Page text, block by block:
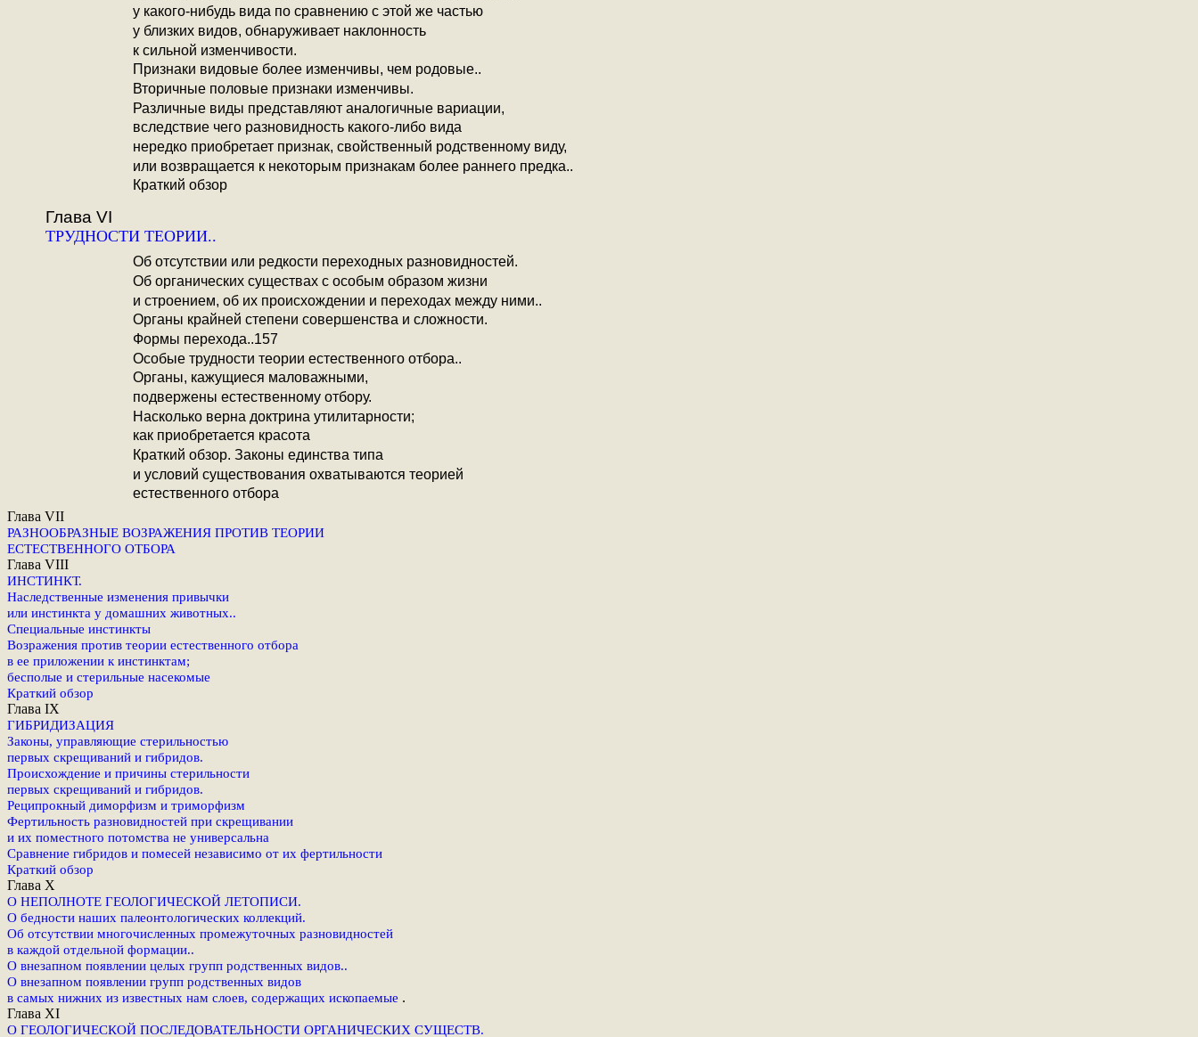
у какого-нибудь вида по сравнению с этой же частью
у близких видов, обнаруживает наклонность
к сильной изменчивости.
Признаки видовые более изменчивы, чем родовые..
Вторичные половые признаки изменчивы.
Различные виды представляют аналогичные вариации,
вследствие чего разновидность какого-либо вида
нередко приобретает признак, свойственный родственному виду,
или возвращается к некоторым признакам более раннего предка..
Краткий обзор
Глава VI
ТРУДНОСТИ ТЕОРИИ..
Об отсутствии или редкости переходных разновидностей.
Об органических существах с особым образом жизни
и строением, об их происхождении и переходах между ними..
Органы крайней степени совершенства и сложности.
Формы перехода..157
Особые трудности теории естественного отбора..
Органы, кажущиеся маловажными,
подвержены естественному отбору.
Насколько верна доктрина утилитарности;
как приобретается красота
Краткий обзор. Законы единства типа
и условий существования охватываются теорией
естественного отбора
Глава VII
РАЗНООБРАЗНЫЕ ВОЗРАЖЕНИЯ ПРОТИВ ТЕОРИИ
ЕСТЕСТВЕННОГО ОТБОРА
Глава VIII
ИНСТИНКТ.
Наследственные изменения привычки
или инстинкта у домашних животных..
Специальные инстинкты
Возражения против теории естественного отбора
в ее приложении к инстинктам;
бесполые и стерильные насекомые
Краткий обзор
Глава IX
ГИБРИДИЗАЦИЯ
Законы, управляющие стерильностью
первых скрещиваний и гибридов.
Происхождение и причины стерильности
первых скрещиваний и гибридов.
Реципрокный диморфизм и триморфизм
Фертильность разновидностей при скрещивании
и их поместного потомства не универсальна
Сравнение гибридов и помесей независимо от их фертильности
Краткий обзор
Глава Х
О НЕПОЛНОТЕ ГЕОЛОГИЧЕСКОЙ ЛЕТОПИСИ.
О бедности наших палеонтологических коллекций.
Об отсутствии многочисленных промежуточных разновидностей
в каждой отдельной формации..
О внезапном появлении целых групп родственных видов..
О внезапном появлении групп родственных видов
в самых нижних из известных нам слоев, содержащих ископаемые .
Глава XI
О ГЕОЛОГИЧЕСКОЙ ПОСЛЕДОВАТЕЛЬНОСТИ ОРГАНИЧЕСКИХ СУЩЕСТВ.